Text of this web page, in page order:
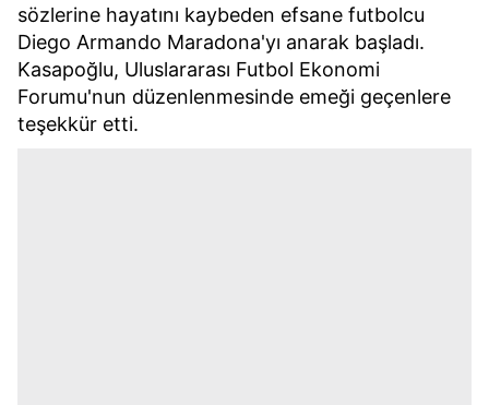
sözlerine hayatını kaybeden efsane futbolcu
Diego Armando Maradona'yı anarak başladı.
Kasapoğlu, Uluslararası Futbol Ekonomi
Forumu'nun düzenlenmesinde emeği geçenlere
teşekkür etti.